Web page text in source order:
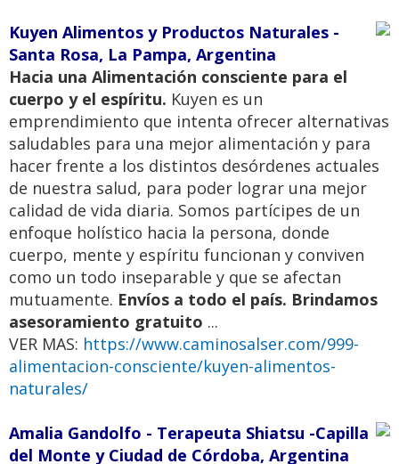
Kuyen Alimentos y Productos Naturales -
Santa Rosa, La Pampa, Argentina
Hacia una Alimentación consciente para el
cuerpo y el espíritu. Kuyen es un
emprendimiento que intenta ofrecer alternativas
saludables para una mejor alimentación y para
hacer frente a los distintos desórdenes actuales
de nuestra salud, para poder lograr una mejor
calidad de vida diaria. Somos partícipes de un
enfoque holístico hacia la persona, donde
cuerpo, mente y espíritu funcionan y conviven
como un todo inseparable y que se afectan
mutuamente. Envíos a todo el país. Brindamos
asesoramiento gratuito ...
VER MAS: https://www.caminosalser.com/999-
alimentacion-consciente/kuyen-alimentos-
naturales/
Amalia Gandolfo - Terapeuta Shiatsu -Capilla
del Monte y Ciudad de Córdoba, Argentina